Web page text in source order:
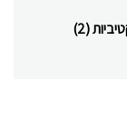
(2)